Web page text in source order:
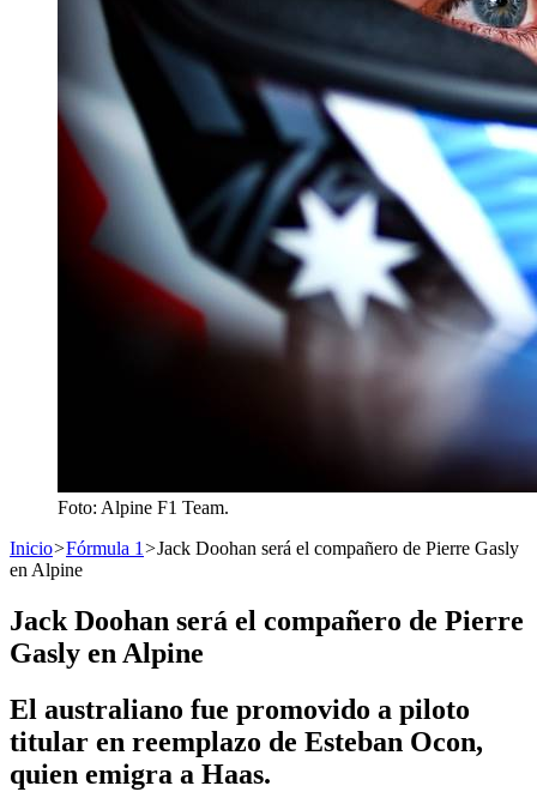
Foto: Alpine F1 Team.
Inicio>Fórmula 1 >Jack Doohan será el compañero de Pierre Gasly
en Alpine
Jack Doohan será el compañero de Pierre
Gasly en Alpine
El australiano fue promovido a piloto
titular en reemplazo de Esteban Ocon,
quien emigra a Haas.